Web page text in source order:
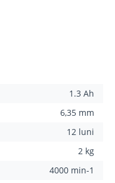
1.3 Ah
6,35 mm
12 luni
2 kg
4000 min-1